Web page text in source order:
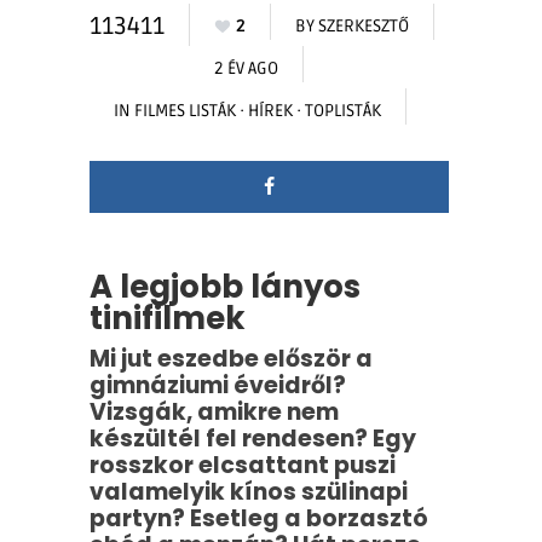
113411 2 BYSZERKESZTŐ
2 ÉV AGO
IN FILMES LISTÁK · HÍREK · TOPLISTÁK
A legjobb lányos
tinifilmek
Mi jut eszedbe először a
gimnáziumi éveidről?
Vizsgák, amikre nem
készültél fel rendesen? Egy
rosszkor elcsattant puszi
valamelyik kínos szülinapi
partyn? Esetleg a borzasztó